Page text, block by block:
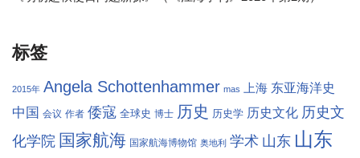
标签
2015年 Angela Schottenhammer mas 上海 东亚海洋史
中国 会议 作者 倭寇 全球史 博士 历史 历史学 历史文化 历史文
化学院 国家航海 国家航海博物馆 奥地利 学术 山东 山东